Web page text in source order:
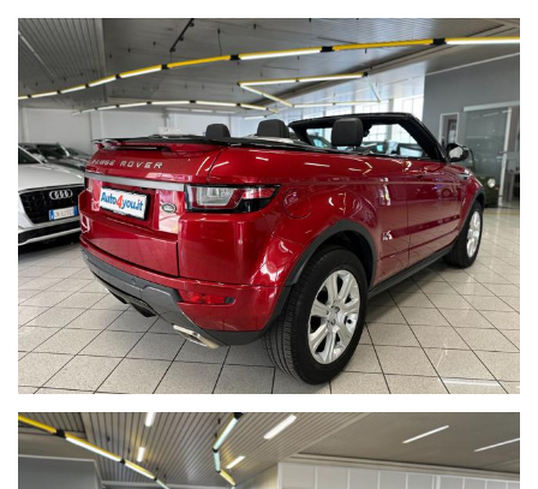
Lettore CD
Freno di stazionamento elettrico
Start & Stop
Hill Holder control
Selettore fondo stradale
Selettore merce a scomparsa
Elementi decorativi interni in piano black
Portabevande
Bracciolo
Fari Led
Monitoraggio angolo cieco
Doppio terminale di scarico cromato
Capotte in tessuto nero
Frangivento
Pneumatici quattro stagioni Pirelli
Scoripion verde
235/60 R18 107V M+S al 80%